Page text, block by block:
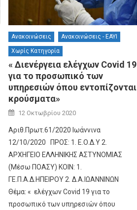
Ανακοινώσεις Ανακοινώσεις - ΕΑΥΙ
Χωρίς Κατηγορία
« Διενέργεια ελέγχων Covid 19
για το προσωπικό των
υπηρεσιών όπου εντοπίζονται
κρούσματα»
Posted on
12 Οκτωβρίου 2020
Αριθ.Πρωτ.61/2020 Ιωάννινα
12/10/2020 ΠΡΟΣ: 1. Ε.Ο.Δ.Υ 2.
ΑΡΧΗΓΕΙΟ ΕΛΛΗΝΙΚΗΣ ΑΣΤΥΝΟΜΙΑΣ
(Μέσω ΠΟΑΣΥ) ΚΟΙΝ: 1.
ΓΕ.Π.Α.Δ.ΗΠΕΙΡΟΥ 2. Δ.Α.ΙΩΑΝΝΙΝΩΝ
Θέμα: « ­ ελέγχων Covid 19 για το
προσωπικό των υπηρεσιών όπου